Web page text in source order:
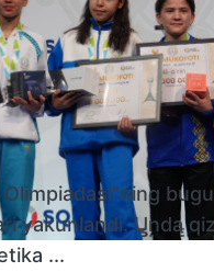
yakunlandi. Unda
...